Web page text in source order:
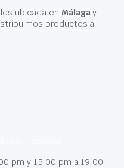
ubicada en Málagay
productos a
pm y 15:00 pm a 19:00